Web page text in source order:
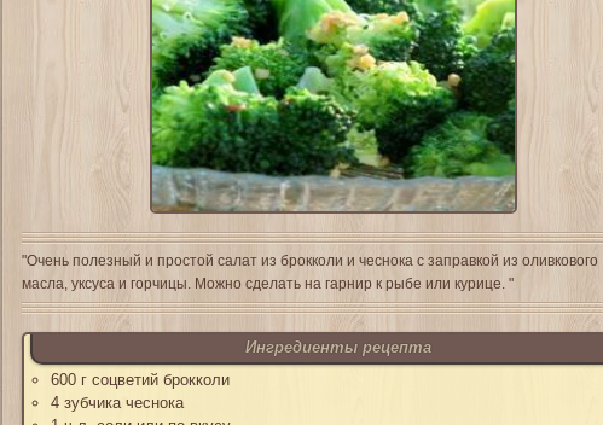
"Очень полезный и простой салат из брокколи и чеснока с заправкой из оливкового
масла, уксуса и горчицы. Можно сделать на гарнир к рыбе или курице. "
Ингредиенты рецепта
600 г соцветий брокколи
4 зубчика чеснока